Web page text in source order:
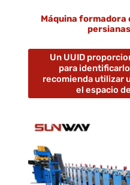
Máquina formadora
Un UUID
para
recomienda utilizar
el espacio